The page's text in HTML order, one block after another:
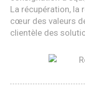
La récupération, la
cœur des valeurs
clientèle des